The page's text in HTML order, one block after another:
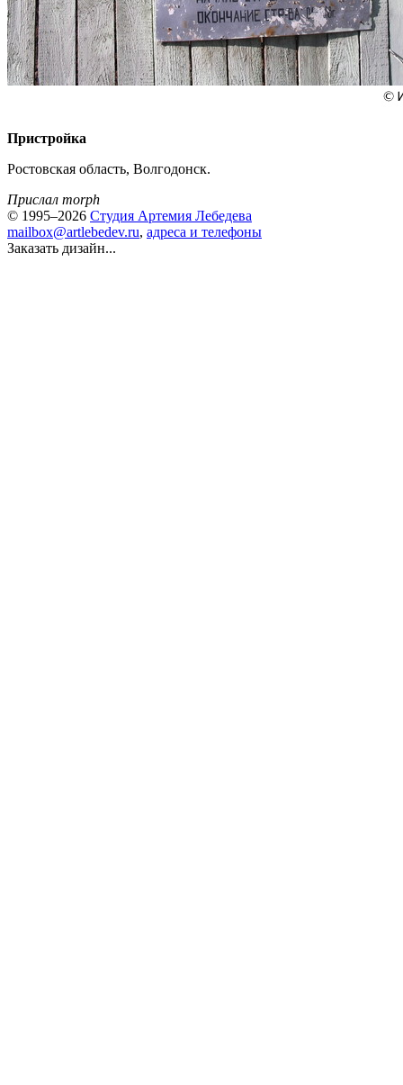
Пристройка
Ростовская область, Волгодонск.
Прислал morph
© 1995–2026 Студия Артемия Лебедева
mailbox@artlebedev.ru, адреса и телефоны
Заказать дизайн...